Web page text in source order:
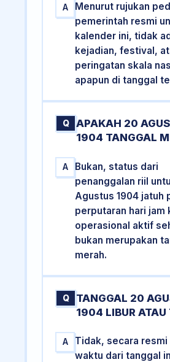
A
Menurut rujukan
pemerintah resmi
kalender ini, tidak
kejadian, festival,
peringatan skala
apapun di tanggal
Q
APAKAH 20
1904 TANGGAL
A
Bukan, status dari
penanggalan riil
Agustus 1904 jatuh
perputaran hari jam
operasional aktif
bukan merupakan
merah.
Q
TANGGAL 20
1904 LIBUR ATAU
A
Tidak, secara resmi
waktu dari tanggal